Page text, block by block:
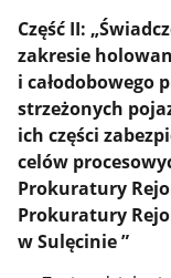
Część II:
zakresie
i całodobowego
strzeżonych
ich części
celów
Prokuratury
Prokuratury
w Sulęcinie ”